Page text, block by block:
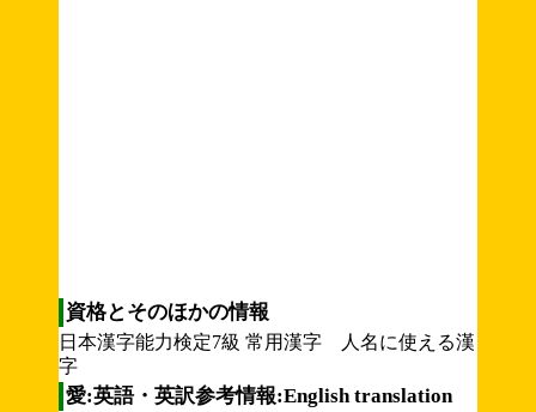
資格とそのほかの情報
日本漢字能力検定7級 常用漢字 人名に使える漢
字
愛:英語・英訳参考情報:English translation